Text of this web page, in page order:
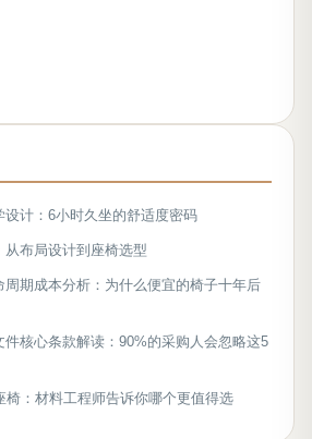
计：6小时久坐的舒适度密码
从布局设计到座椅选型
期成本分析：为什么便宜的椅子十年后
核心条款解读：90%的采购人会忽略这5
椅：材料工程师告诉你哪个更值得选